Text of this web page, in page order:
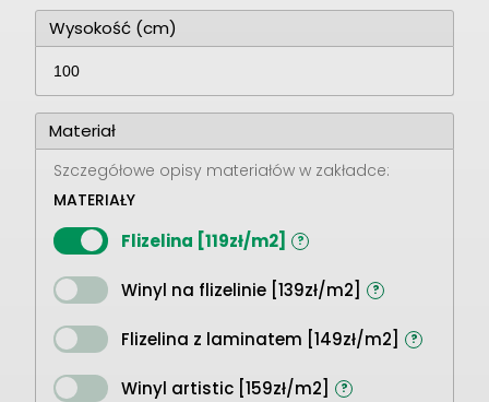
Wysokość (cm)
Materiał
Szczegółowe opisy materiałów w zakładce:
MATERIAŁY
Flizelina [119zł/m2] ?
Winyl na flizelinie [139zł/m2] ?
Flizelina z laminatem [149zł/m2] ?
Winyl artistic [159zł/m2] ?